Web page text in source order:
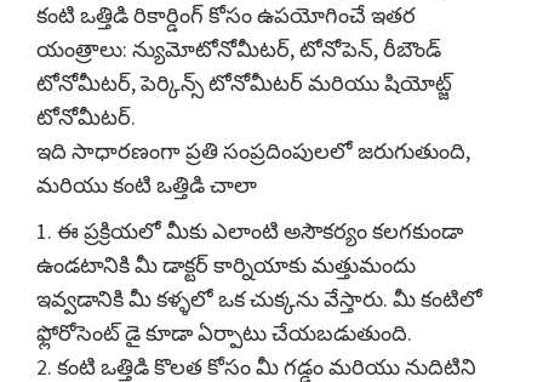
కంటి ఒత్తిడి రికార్డింగ్ కోసం ఉపయోగించే ఇతర
యంత్రాలు: న్యుమోటోనోమీటర్, టోనోపెన్, రీబౌండ్
టోనోమీటర్, పెర్కిన్స్ టోనోమీటర్ మరియు షియోట్జ్
టోనోమీటర్.
ఇది సాధారణంగా ప్రతి సంప్రదింపులలో జరుగుతుంది,
మరియు కంటి ఒత్తిడి చాలా
1. ఈ ప్రక్రియలో మీకు ఎలాంటి అసౌకర్యం కలగకుండా
ఉండటానికి మీ డాక్టర్ కార్నియాకు మత్తుమందు
ఇవ్వడానికి మీ కళ్ళలో ఒక చుక్కను వేస్తారు. మీ కంటిలో
ఫ్లోరోసెంట్ డై కూడా ఏర్పాటు చేయబడుతుంది.
2. కంటి ఒత్తిడి కొలత కోసం మీ గడ్డం మరియు నుదిటిని